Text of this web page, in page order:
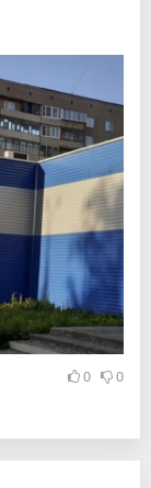
0 0